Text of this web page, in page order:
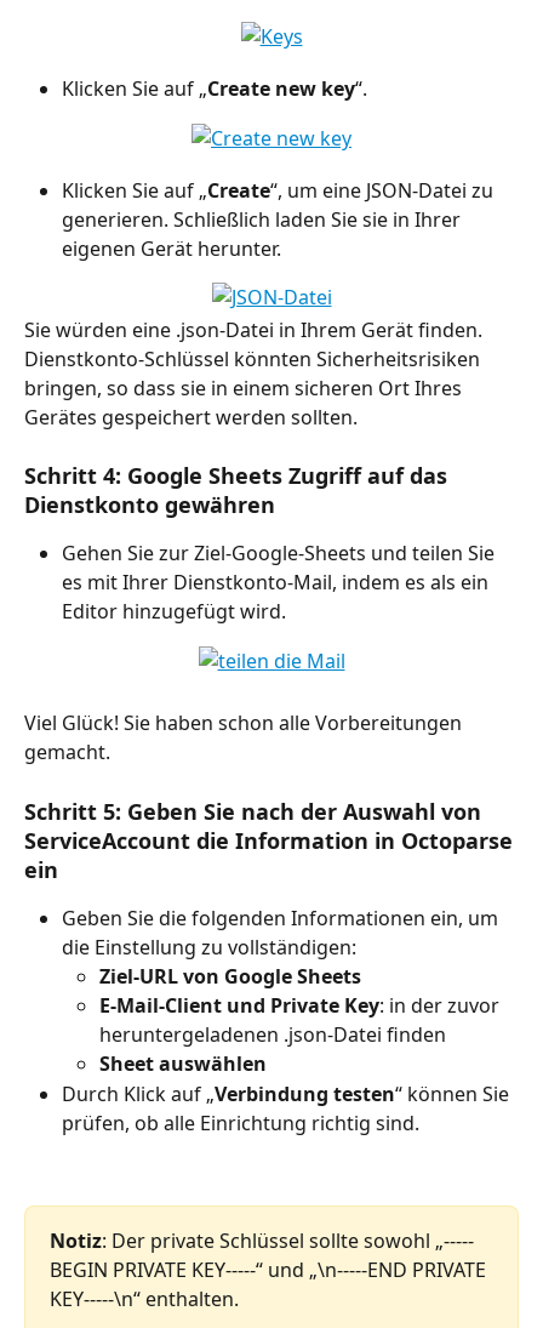
Klicken Sie auf „Create new key“.
Klicken Sie auf „Create“, um eine JSON-Datei zu
generieren. Schließlich laden Sie sie in Ihrer
eigenen Gerät herunter.
Sie würden eine .json-Datei in Ihrem Gerät finden.
Dienstkonto-Schlüssel könnten Sicherheitsrisiken
bringen, so dass sie in einem sicheren Ort Ihres
Gerätes gespeichert werden sollten.
Schritt 4: Google Sheets Zugriff auf das
Dienstkonto gewähren
Gehen Sie zur Ziel-Google-Sheets und teilen Sie
es mit Ihrer Dienstkonto-Mail, indem es als ein
Editor hinzugefügt wird.
Viel Glück! Sie haben schon alle Vorbereitungen
gemacht.
Schritt 5: Geben Sie nach der Auswahl von
ServiceAccount die Information in Octoparse
ein
Geben Sie die folgenden Informationen ein, um
die Einstellung zu vollständigen:
Ziel-URL von Google Sheets
E-Mail-Client und Private Key: in der zuvor
heruntergeladenen .json-Datei finden
Sheet auswählen
Durch Klick auf „Verbindung testen“ können Sie
prüfen, ob alle Einrichtung richtig sind.
Notiz: Der private Schlüssel sollte sowohl „-----
BEGIN PRIVATE KEY-----“ und „\n-----END PRIVATE
KEY-----\n“ enthalten.